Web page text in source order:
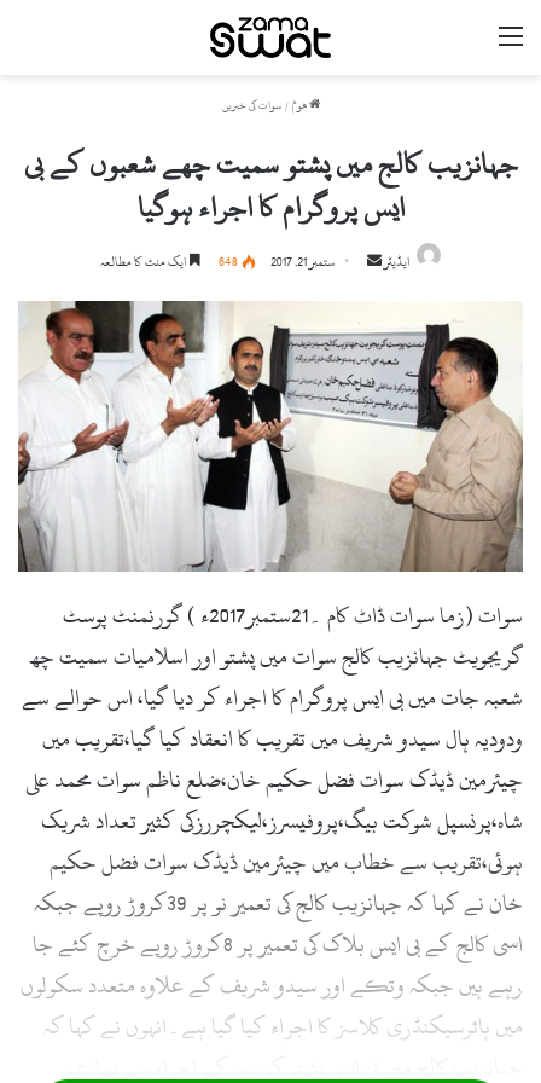
ھوم / سوات کی خبریں
جہانزیب کالج میں پشتو سمیت چھے شعبوں کے بی
ایس پروگرام کا اجراء ہوگیا
ایڈیٹر
d
a
n
a
l
ستمبر 21, 2017 648 ایک منٹ کا مطالعہ
سوات (زما سوات ڈاٹ کام ۔21ستمبر2017ء ) گورنمنٹ پوسٹ
گریجویٹ جہانزیب کالج سوات میں پشتو اور اسلامیات سمیت چھ
شعبہ جات میں بی ایس پروگرام کا اجراء کر دیا گیا، اس حوالے سے
ودودیہ ہال سیدو شریف میں تقریب کا انعقاد کیا گیا،تقریب میں
چیئرمین ڈیڈک سوات فضل حکیم خان،ضلع ناظم سوات محمد علی
شاہ،پرنسپل شوکت بیگ،پروفیسرز،لیکچررزکی کثیر تعداد شریک
ہوئی،تقریب سے خطاب میں چیئرمین ڈیڈک سوات فضل حکیم
خان نے کہا کہ جہانزیب کالج کی تعمیر نو پر 39کروڑ روپے جبکہ
اسی کالج کے بی ایس بلاک کی تعمیر پر 8کروڑ روپے خرچ کئے جا
رہے ہیں جبکہ وتکے اور سیدو شریف کے علاوہ متعدد سکولوں
میں ہائرسیکنڈری کلاسز کا اجراء کیا گیا ہے۔انہوں نے کہا کہ